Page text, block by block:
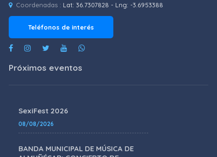
Coordenadas : Lat: 36.7307828 - Lng: -3.6953388
Teléfonos de interés
Próximos eventos
SexiFest 2026
08/08/2026
BANDA MUNICIPAL DE MÚSICA DE